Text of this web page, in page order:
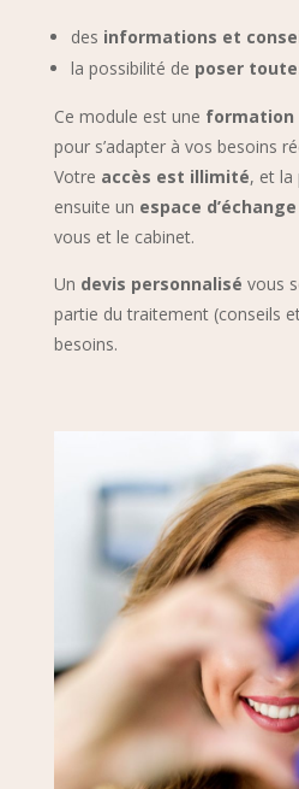
des informations et
la possibilité de poser
Ce module est une formation
pour s’adapter à vos besoins
Votre accès est illimité, et la
ensuite un espace
vous et le cabinet.
Un devis personnalisé vous
partie du traitement (conseils
besoins.